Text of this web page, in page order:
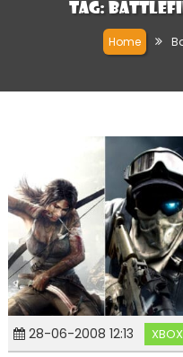
Tag:
Home
28-06-2008 12:13